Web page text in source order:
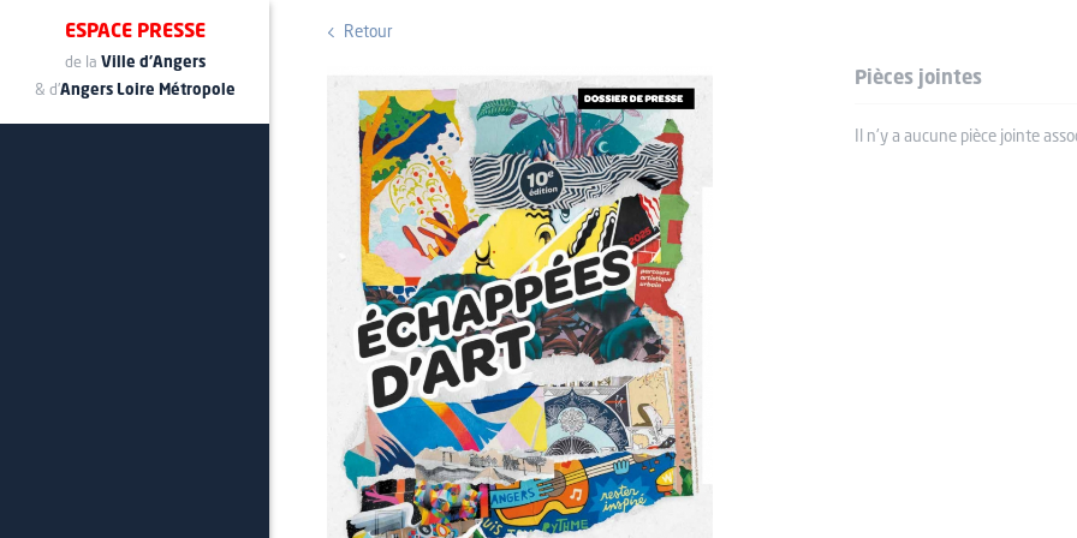
ESPACE PRESSE
de la Ville d'Angers
& d'Angers Loire Métropole
Retour
Pièces jointes
Il n'y a aucune pièce jointe